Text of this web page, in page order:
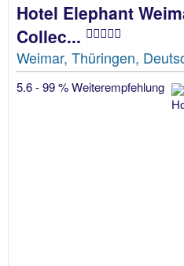
Hotel Elephant
Collec...
Weimar, Thüringen,
5.6 - 99 % Weiterempfehlung